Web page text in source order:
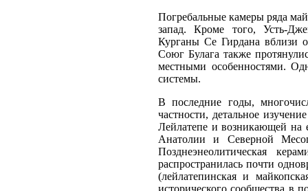
Погребальные камеры ряда
запад. Кроме того, Усть-
Курганы Се Гирдана вблизи
Союг Булага также
местными особенностями.
системы.
В последние годы,
частности, детальное
Лейлатепе и возникающей на
Анатолии и Северной
Позднеэнеолитическая
распространилась почти
(лейлатепинская и
исторического сообщества в